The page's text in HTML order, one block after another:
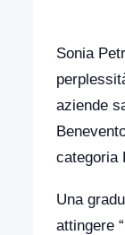
Sonia
aziende
categoria
Una
attingere